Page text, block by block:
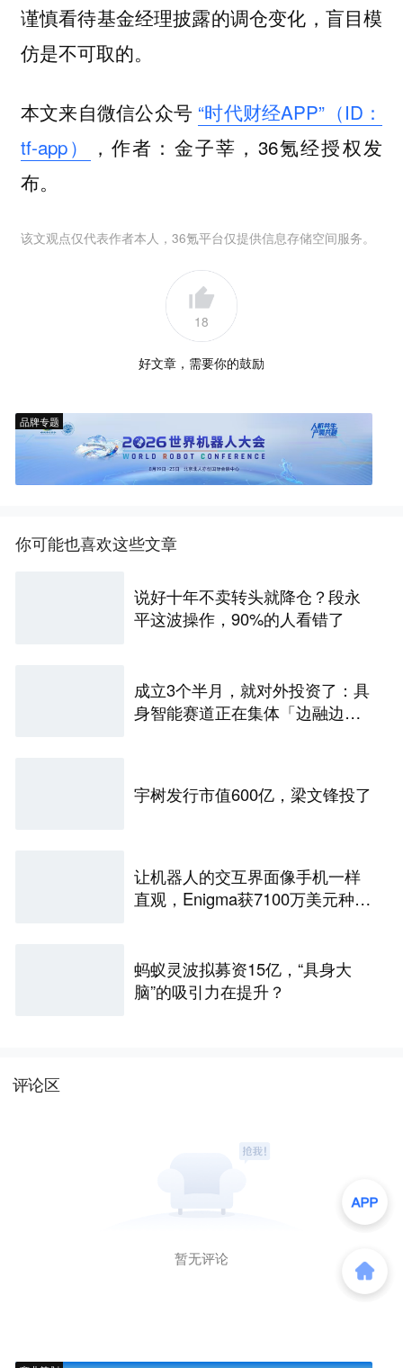
谨慎看待基金经理披露的调仓变化，盲目模
仿是不可取的。
本文来自微信公众号 “时代财经APP”（ID：
tf-app）
，作者：金子莘，36氪经授权发
布。
该文观点仅代表作者本人，36氪平台仅提供信息存储空间服务。
18
好文章，需要你的鼓励
品牌专题
你可能也喜欢这些文章
说好十年不卖转头就降仓？段永
平这波操作，90%的人看错了
成立3个半月，就对外投资了：具
身智能赛道正在集体「边融边
宇树发行市值600亿，梁文锋投了
让机器人的交互界面像手机一样
直观，Enigma获7100万美元种子
蚂蚁灵波拟募资15亿，“具身大
脑”的吸引力在提升？
评论区
暂无评论